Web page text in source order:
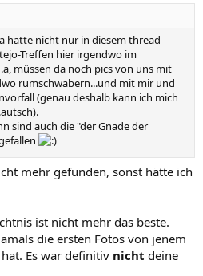
hatte nicht nur in diesem thread
Treffen hier irgendwo im
müssen da noch pics von uns mit
rumschwabern...und mit mir und
(genau deshalb kann ich mich
sind auch die "der Gnade der
mehr gefunden, sonst hätte ich
ist nicht mehr das beste.
die ersten Fotos von jenem
Es war definitiv nicht deine